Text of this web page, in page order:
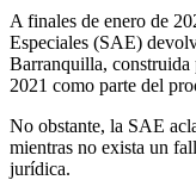
A finales de enero de
Especiales (SAE)
Barranquilla, construida
2021 como parte del
No obstante, la SAE
mientras no exista un
jurídica.